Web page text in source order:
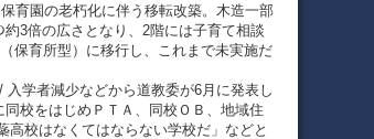
育園の老朽化に伴う移転改築。木造一部
3倍の広さとなり、2階には子育て相談
保育所型）に移行し、これまで未実施だ
学者減少などから道教委が6月に発表し
校をはじめＰＴＡ、同校ＯＢ、地域住
校はなくてはならない学校だ」などと